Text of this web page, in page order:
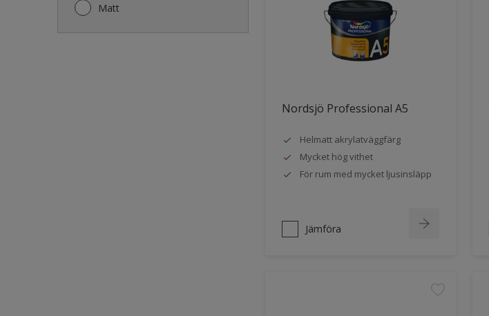
Matt
Nordsjö Professional A5
Helmatt akrylatväggfärg
Mycket hög vithet
För rum med mycket ljusinsläpp
Jämföra